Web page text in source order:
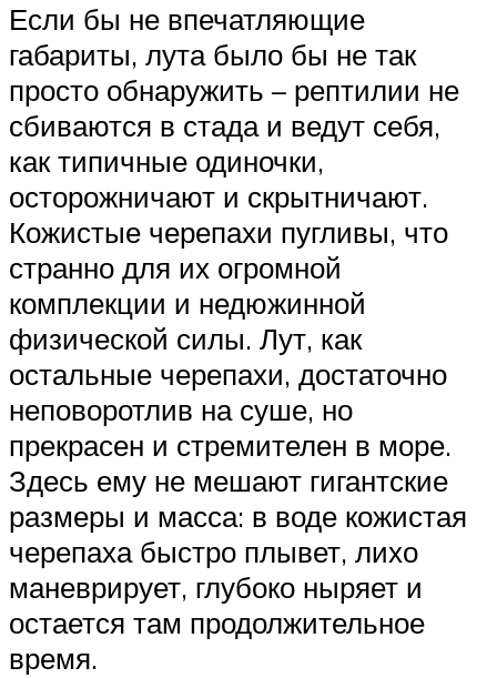
Если бы не впечатляющие
габариты, лута было бы не так
просто обнаружить – рептилии не
сбиваются в стада и ведут себя,
как типичные одиночки,
осторожничают и скрытничают.
Кожистые черепахи пугливы, что
странно для их огромной
комплекции и недюжинной
физической силы. Лут, как
остальные черепахи, достаточно
неповоротлив на суше, но
прекрасен и стремителен в море.
Здесь ему не мешают гигантские
размеры и масса: в воде кожистая
черепаха быстро плывет, лихо
маневрирует, глубоко ныряет и
остается там продолжительное
время.